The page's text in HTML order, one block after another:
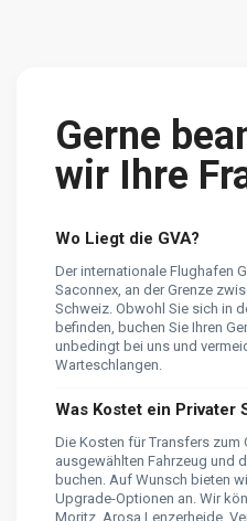
Gerne
wir Ihre
Wo Liegt die GVA?
Der internationale Flughafen
Saconnex, an der Grenze
Schweiz. Obwohl Sie sich in
befinden, buchen Sie Ihren
unbedingt bei uns und
Warteschlangen.
Was Kostet ein Privater
Die Kosten für Transfers zum
ausgewählten Fahrzeug und
buchen. Auf Wunsch bieten
Upgrade-Optionen an. Wir
Moritz, Arosa Lenzerheide,